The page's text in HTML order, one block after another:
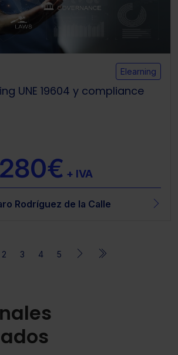
Elearning
UNE 19604 y compliance
280€ + IVA
Rodríguez de la Calle
2 3 4 5